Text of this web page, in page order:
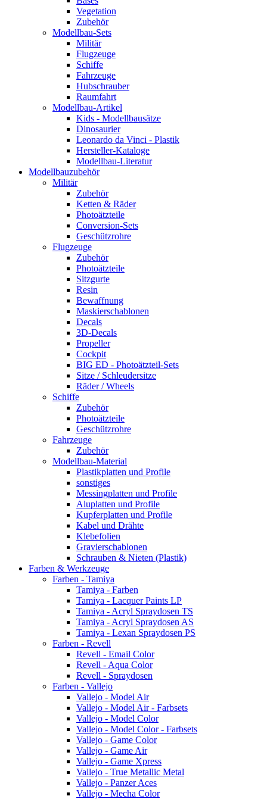
Vegetation
Zubehör
Modellbau-Sets
Militär
Flugzeuge
Schiffe
Fahrzeuge
Hubschrauber
Raumfahrt
Modellbau-Artikel
Kids - Modellbausätze
Dinosaurier
Leonardo da Vinci - Plastik
Hersteller-Kataloge
Modellbau-Literatur
Modellbauzubehör
Militär
Zubehör
Ketten & Räder
Photoätzteile
Conversion-Sets
Geschützrohre
Flugzeuge
Zubehör
Photoätzteile
Sitzgurte
Resin
Bewaffnung
Maskierschablonen
Decals
3D-Decals
Propeller
Cockpit
BIG ED - Photoätzteil-Sets
Sitze / Schleudersitze
Räder / Wheels
Schiffe
Zubehör
Photoätzteile
Geschützrohre
Fahrzeuge
Zubehör
Modellbau-Material
Plastikplatten und Profile
sonstiges
Messingplatten und Profile
Aluplatten und Profile
Kupferplatten und Profile
Kabel und Drähte
Klebefolien
Gravierschablonen
Schrauben & Nieten (Plastik)
Farben & Werkzeuge
Farben - Tamiya
Tamiya - Farben
Tamiya - Lacquer Paints LP
Tamiya - Acryl Spraydosen TS
Tamiya - Acryl Spraydosen AS
Tamiya - Lexan Spraydosen PS
Farben - Revell
Revell - Email Color
Revell - Aqua Color
Revell - Spraydosen
Farben - Vallejo
Vallejo - Model Air
Vallejo - Model Air - Farbsets
Vallejo - Model Color
Vallejo - Model Color - Farbsets
Vallejo - Game Color
Vallejo - Game Air
Vallejo - Game Xpress
Vallejo - True Metallic Metal
Vallejo - Panzer Aces
Vallejo - Mecha Color